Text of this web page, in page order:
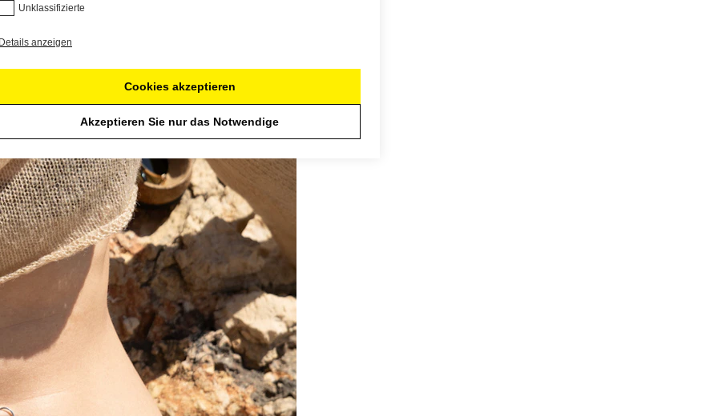
Unklassifizierte
anzeigen
Cookies akzeptieren
Akzeptieren Sie nur das Notwendige